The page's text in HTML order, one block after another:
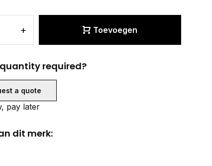
+ Toevoegen
required?
a quote
pay later
dit merk: